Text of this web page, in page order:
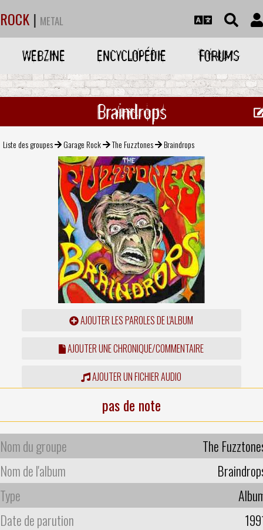
ROCK | METAL
WEBZINE ENCYCLOPÉDIE FORUMS
Braindrops
Liste des groupes Garage Rock The Fuzztones Braindrops
AJOUTER LES PAROLES DE L'ALBUM
AJOUTER UNE CHRONIQUE/COMMENTAIRE
AJOUTER UN FICHIER AUDIO
pas de note
Nom du groupe
The
Nom de l'album
Type
Date de parution